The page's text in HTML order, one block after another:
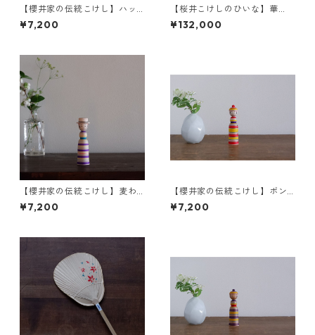
【櫻井家の伝統こけし】ハッ
ト帽c-1
¥7,200
【桜井こけしのひいな】華
雅
¥132,000
【櫻井家の伝統こけし】麦わ
ら カンカン帽a-3〈イタヤカ
エデ〉
¥7,200
【櫻井家の伝統こけし】ボン
ボンニット帽 8-a〈イタヤカ
エデ〉
¥7,200